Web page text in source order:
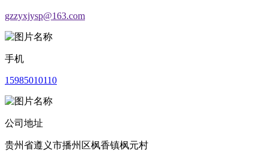
gzzyxjysp@163.com
手机
15985010110
公司地址
贵州省遵义市播州区枫香镇枫元村